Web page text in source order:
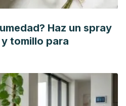
article/10.3389/fnins.2013.00253
Haz un spray
tomillo para